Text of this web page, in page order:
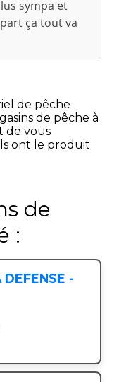
sympa et
ça tout va
de pêche
de pêche à
de vous
ont le produit
de
:
-